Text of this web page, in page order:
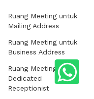
Ruang Meeting untuk
Mailing Address
Ruang Meeting untuk
Business Address
Ruang Meeting untuk
Dedicated
Receptionist